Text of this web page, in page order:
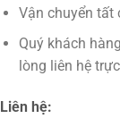
Vận chuyển tất
Quý khách
lòng liên hệ
Liên hệ: